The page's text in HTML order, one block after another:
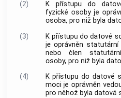
(2)
K přístupu do
fyzické osoby je
osoba, pro niž byla
(3)
K přístupu do datové
je oprávněn
nebo člen
osoby, pro niž byla
(4)
K přístupu do datové
moci je oprávněn
pro něhož byla datová